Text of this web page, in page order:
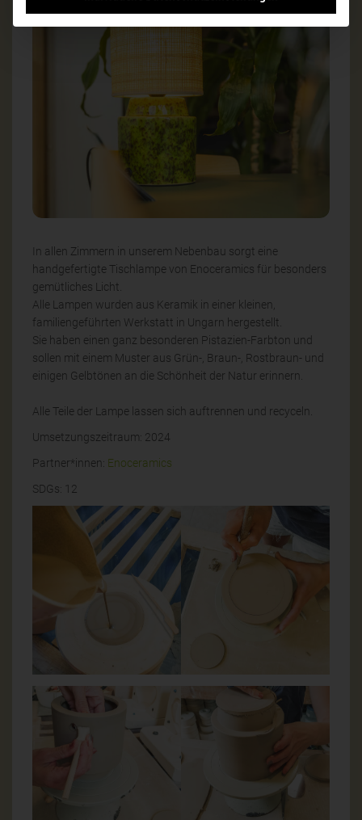
In allen Zimmern in unserem Nebenbau sorgt eine
handgefertigte Tischlampe von Enoceramics für besonders
gemütliches Licht.
Alle Lampen wurden aus Keramik in einer kleinen,
familiengeführten Werkstatt in Ungarn hergestellt.
Sie haben einen ganz besonderen Pistazien-Farbton und
sollen mit einem Muster aus Grün-, Braun-, Rostbraun- und
einigen Gelbtönen an die Schönheit der Natur erinnern.
Alle Teile der Lampe lassen sich auftrennen und recyceln.
Umsetzungszeitraum: 2024
Partner*innen: Enoceramics
SDGs: 12